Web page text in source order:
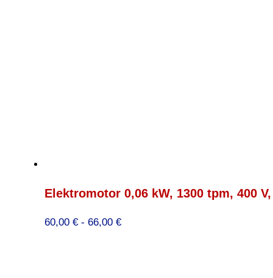
Elektromotor 0,06 kW, 1300 tpm, 400
60,00 € - 66,00 €Prijsklasse: